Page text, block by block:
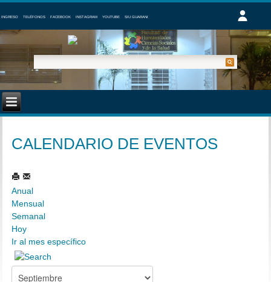
INGRESO TELÉFONOS FACEBOOK INSTAGRAM YOUTUBE SIU GUARANI
CALENDARIO DE EVENTOS
Anual
Mensual
Semanal
Hoy
Ir al mes específico